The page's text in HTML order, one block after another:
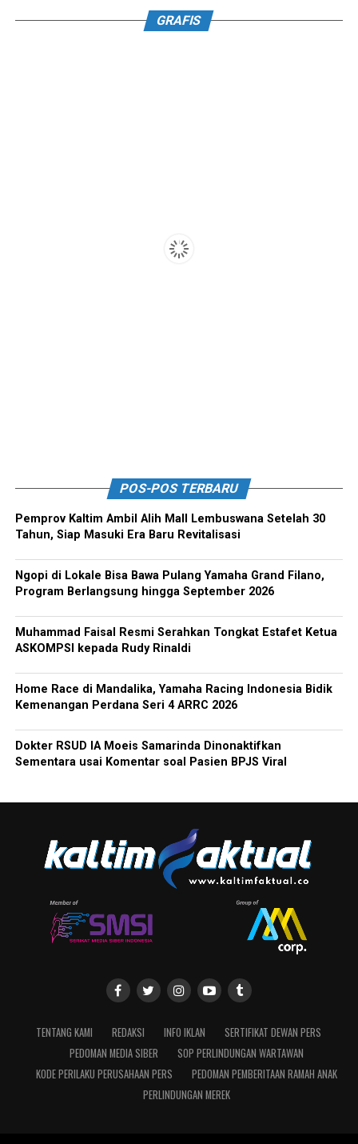
GRAFIS
POS-POS TERBARU
Pemprov Kaltim Ambil Alih Mall Lembuswana Setelah 30
Tahun, Siap Masuki Era Baru Revitalisasi
Ngopi di Lokale Bisa Bawa Pulang Yamaha Grand Filano,
Program Berlangsung hingga September 2026
Muhammad Faisal Resmi Serahkan Tongkat Estafet Ketua
ASKOMPSI kepada Rudy Rinaldi
Home Race di Mandalika, Yamaha Racing Indonesia Bidik
Kemenangan Perdana Seri 4 ARRC 2026
Dokter RSUD IA Moeis Samarinda Dinonaktifkan
Sementara usai Komentar soal Pasien BPJS Viral
TENTANG KAMI REDAKSI INFO IKLAN
SERTIFIKAT DEWAN PERS
PEDOMAN MEDIA SIBER
SOP PERLINDUNGAN WARTAWAN
KODE PERILAKU PERUSAHAAN PERS
PEDOMAN PEMBERITAAN RAMAH ANAK
PERLINDUNGAN MEREK